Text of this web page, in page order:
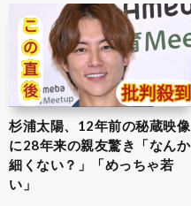
杉浦太陽、12年前の秘蔵映像
に28年来の親友驚き「なんか
細くない？」「めっちゃ若
い」